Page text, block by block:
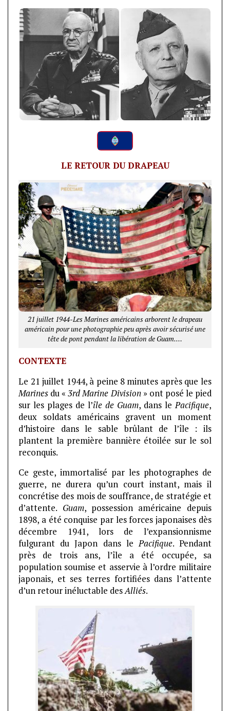
LE RETOUR DU DRAPEAU
21 juillet 1944-Les Marines américains arborent le drapeau
américain pour une photographie peu après avoir sécurisé une
tête de pont pendant la libération de Guam.…
CONTEXTE
Le 21 juillet 1944, à peine 8 minutes après que les
Marines du «3rd Marine Division» ont posé le pied
sur les plages de l’île de Guam, dans lePacifique,
deux soldats américains gravent un moment
d’histoire dans le sable brûlant de l’île : ils
plantent la première bannière étoilée sur le sol
reconquis.
Ce geste, immortalisé par les photographes de
guerre, ne durera qu’un court instant, mais il
concrétise des mois de souffrance, de stratégie et
d’attente. Guam, possession américaine depuis
1898, a été conquise par les forces japonaises dès
décembre 1941, lors de l’expansionnisme
fulgurant du Japon dans lePacifique. Pendant
près de trois ans, l’île a été occupée, sa
population soumise et asservie à l’ordre militaire
japonais, et ses terres fortifiées dans l’attente
d’un retour inéluctable desAlliés.